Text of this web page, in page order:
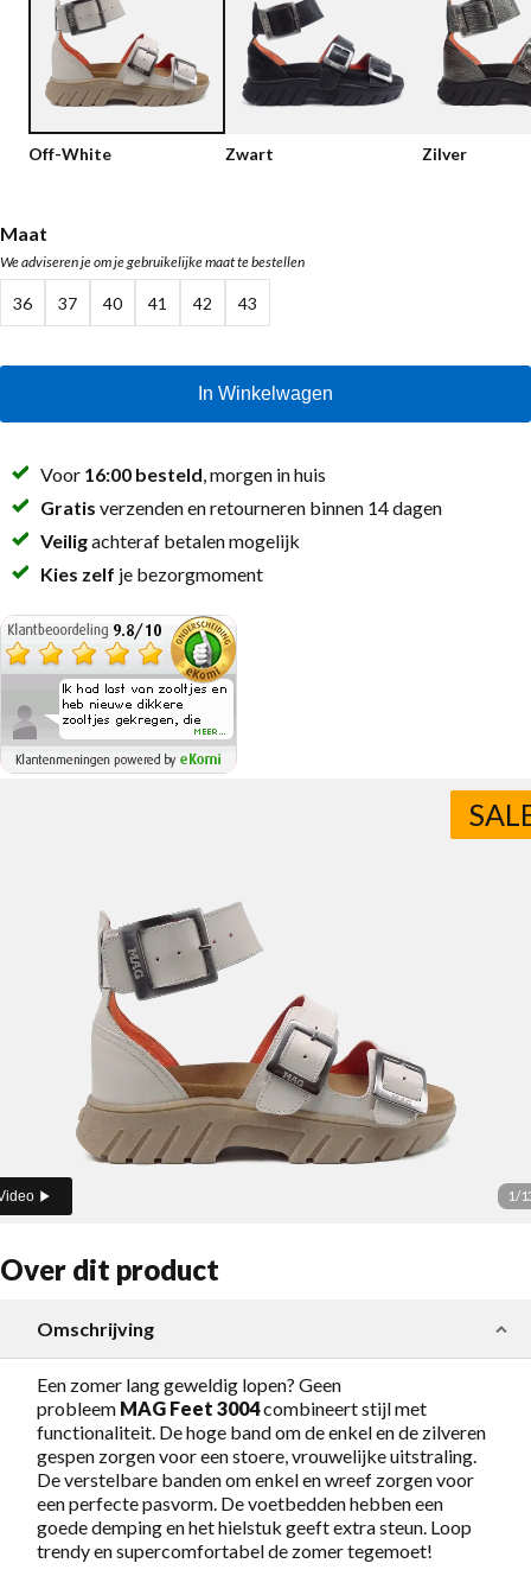
Lage schoenen
Vegan
Sandalen
Loafers
Workerboots
Enkellaarsjes met rits
MAG Iconen
Loafers
Sale
Off-White Zwart Zilver
Maat
We adviseren je om je gebruikelijke maat te bestellen
36 37 40 41 42 43
In Winkelwagen
Voor 16:00 besteld , morgen in huis
Gratis verzenden en retourneren binnen 14 dagen
Veiligachteraf betalen mogelijk
Kies zelf je bezorgmoment
1/
Over dit product
Omschrijving
Een zomer lang geweldig lopen? Geen
probleem MAG Feet 3004combineert stijl met
functionaliteit. De hoge band om de enkel en de zilveren
gespen zorgen voor een stoere, vrouwelijke uitstraling.
De verstelbare banden om enkel en wreef zorgen voor
een perfecte pasvorm. De voetbedden hebben een
goede demping en het hielstuk geeft extra steun. Loop
trendy en supercomfortabel de zomer tegemoet!